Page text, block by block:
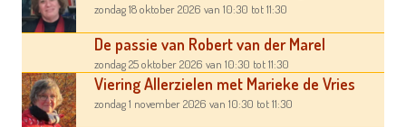
zondag 18 oktober 2026 van 10:30 tot 11:30
De passie van Robert van der Marel
zondag 25 oktober 2026 van 10:30 tot 11:30
Viering Allerzielen met Marieke de Vries
zondag 1 november 2026 van 10:30 tot 11:30